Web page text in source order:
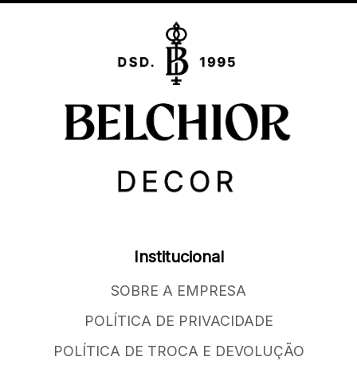
Institucional
SOBRE A EMPRESA
POLÍTICA DE PRIVACIDADE
POLÍTICA DE TROCA E DEVOLUÇÃO